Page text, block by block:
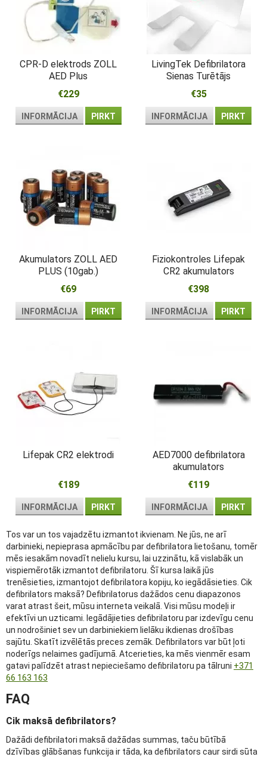
CPR-D elektrods ZOLL
AED Plus
€229
INFORMĀCIJA PIRKT
LivingTek Defibrilatora
Sienas Turētājs
€35
INFORMĀCIJA PIRKT
Akumulators ZOLL AED
PLUS (10gab.)
€69
INFORMĀCIJA PIRKT
Fiziokontroles Lifepak
CR2 akumulators
€398
INFORMĀCIJA PIRKT
Lifepak CR2 elektrodi
€189
INFORMĀCIJA PIRKT
AED7000 defibrilatora
akumulators
€119
INFORMĀCIJA PIRKT
Tos var un tos vajadzētu izmantot ikvienam. Ne jūs, ne arī
darbinieki, nepieprasa apmācību par defibrilatora lietošanu, tomēr
mēs iesakām novadīt nelielu kursu, lai uzzinātu, kā vislabāk un
vispiemērotāk izmantot defibrilatoru. Šī kursa laikā jūs
trenēsieties, izmantojot defibrilatora kopiju, ko iegādāsieties. Cik
defibrilators maksā? Defibrilatorus dažādos cenu diapazonos
varat atrast šeit, mūsu interneta veikalā. Visi mūsu modeļi ir
efektīvi un uzticami. Iegādājieties defibrilatoru par izdevīgu cenu
un nodrošiniet sev un darbiniekiem lielāku ikdienas drošības
sajūtu. Skatīt izvēlētās preces zemāk. Defibrilators var būt ļoti
noderīgs nelaimes gadījumā. Atcerieties, ka mēs vienmēr esam
gatavi palīdzēt atrast nepieciešamo defibrilatoru pa tālruni +371
66 163 163
FAQ
Cik maksā defibrilators?
Dažādi defibrilatori maksā dažādas summas, taču būtībā
dzīvības glābšanas funkcija ir tāda, ka defibrilators caur sirdi sūta